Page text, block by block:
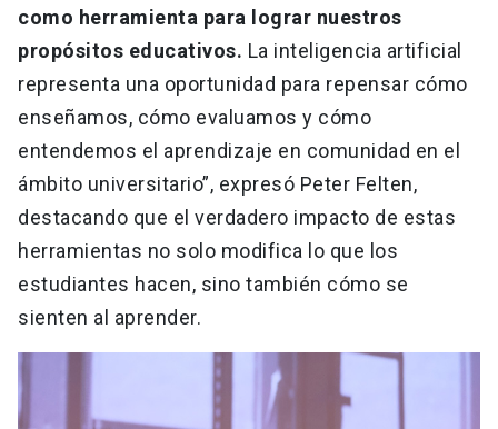
como herramienta para lograr nuestros
propósitos educativos. La inteligencia artificial
representa una oportunidad para repensar cómo
enseñamos, cómo evaluamos y cómo
entendemos el aprendizaje en comunidad en el
ámbito universitario”, expresó Peter Felten,
destacando que el verdadero impacto de estas
herramientas no solo modifica lo que los
estudiantes hacen, sino también cómo se
sienten al aprender.